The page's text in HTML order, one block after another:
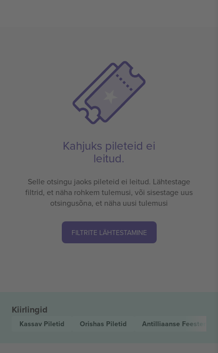
Kahjuks pileteid ei
leitud.
Selle otsingu jaoks pileteid ei leitud. Lähtestage
filtrid, et näha rohkem tulemusi, või sisestage uus
otsingusõna, et näha uusi tulemusi
FILTRITE LÄHTESTAMINE
Kiirlingid
Kassav Piletid Orishas Piletid Antilliaanse Feesten